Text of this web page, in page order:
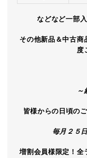
などなど一部
その他新品＆中古商
度
～
皆様からの日頃の
毎月２５
増割会員様限定！全